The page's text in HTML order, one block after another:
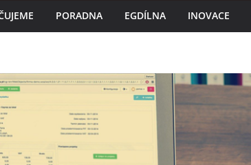
po ruce. SMS ČR spouští novou
PORADNA EGDÍLNA INOVACE